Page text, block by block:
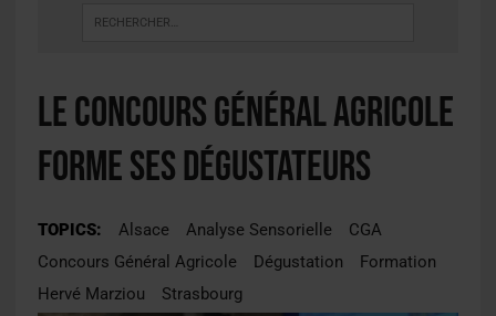
Le Concours Général Agricole
forme ses dégustateurs
TOPICS: Alsace Analyse Sensorielle
CGA
Concours Général Agricole
Dégustation
Formation
Hervé Marziou
Strasbourg